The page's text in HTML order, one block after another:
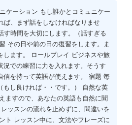
ケーション もし誰かとコミュニケー
ば、まず話をしなければなりませ
す時間を大切にします。（話すぎる
その日や前の日の復習をします。ま
します。 ロールプレイ ビジネスや旅
況での練習に力を入れます。そうす
信を持って英語が使えます。 宿題 毎
もし良ければ・・です。） 自然な英
ますので、あなたの英語も自然に聞
ッスンの流れを止めずに、間違いを
ト レッスン中に、文法やフレーズに